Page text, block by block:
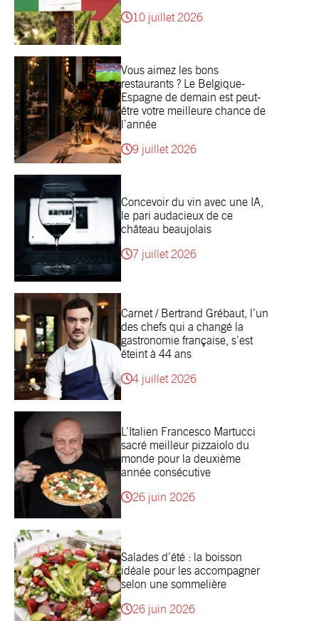
10 juillet 2026
Vous aimez les bons
restaurants ? Le Belgique-
Espagne de demain est peut-
être votre meilleure chance de
l’année
9 juillet 2026
Concevoir du vin avec une IA,
le pari audacieux de ce
château beaujolais
7 juillet 2026
Carnet / Bertrand Grébaut, l’un
des chefs qui a changé la
gastronomie française, s’est
éteint à 44 ans
4 juillet 2026
L’Italien Francesco Martucci
sacré meilleur pizzaiolo du
monde pour la deuxième
année consécutive
26 juin 2026
Salades d’été : la boisson
idéale pour les accompagner
selon une sommelière
26 juin 2026